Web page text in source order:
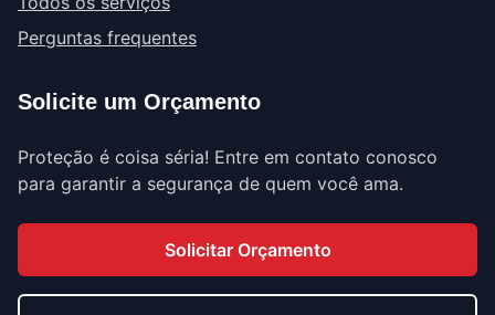
Perguntas frequentes
Solicite um Orçamento
Proteção é coisa séria! Entre em contato conosco
para garantir a segurança de quem você ama.
Solicitar Orçamento